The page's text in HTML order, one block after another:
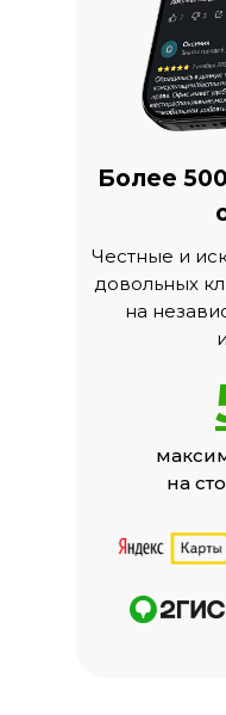
на
Честные и
довольных
на
Более